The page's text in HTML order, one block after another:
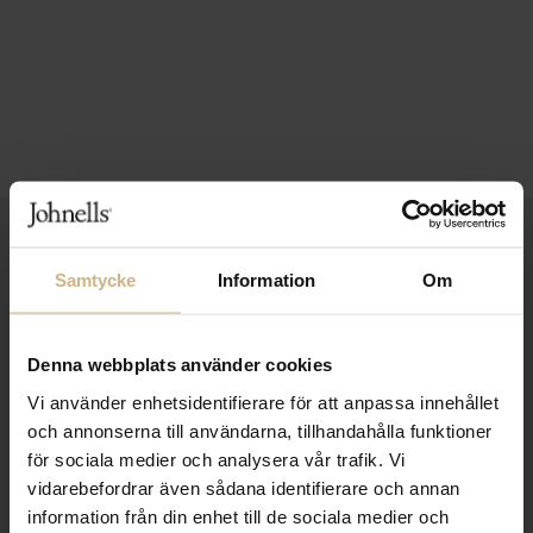
Samtycke Information Om
Denna webbplats använder cookies
Vi använder enhetsidentifierare för att anpassa innehållet
och annonserna till användarna, tillhandahålla funktioner
för sociala medier och analysera vår trafik. Vi
vidarebefordrar även sådana identifierare och annan
information från din enhet till de sociala medier och
FRI FRAKT FRÅN 999 KR
Håll dig uppdaterad
PRENUMERERA PÅ VÅRT NYHETSBREV